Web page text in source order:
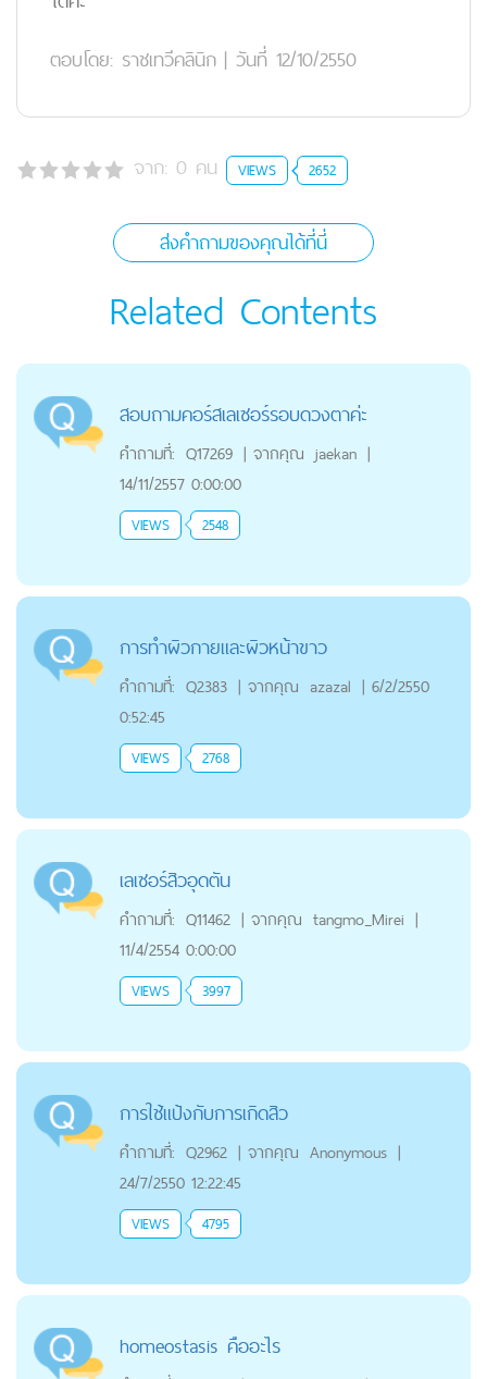
ตอบโดย: ราชเทวีคลินิก | วันที่ 12/10/2550
จาก: 0 คน VIEWS 2652
ส่งคำถามของคุณได้ที่นี่
Related Contents
สอบถามคอร์สเลเซอร์รอบดวงตาค่ะ
คำถามที่: Q17269 | จากคุณ jaekan |
14/11/2557 0:00:00
VIEWS 2548
การทำผิวกายและผิวหน้าขาว
คำถามที่: Q2383 | จากคุณ azazal | 6/2/2550
0:52:45
VIEWS 2768
เลเซอร์สิวอุดตัน
คำถามที่: Q11462 | จากคุณ tangmo_Mirei |
11/4/2554 0:00:00
VIEWS 3997
การใช้แป้งกับการเกิดสิว
คำถามที่: Q2962 | จากคุณ Anonymous |
24/7/2550 12:22:45
VIEWS 4795
homeostasis คืออะไร